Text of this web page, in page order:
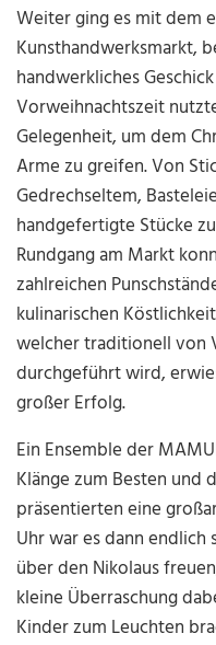
Weiter ging es mit dem
Kunsthandwerksmarkt,
handwerkliches
Vorweihnachtszeit
Gelegenheit, um dem
Arme zu greifen. Von
Gedrechseltem,
handgefertigte Stücke
Rundgang am Markt
zahlreichen
kulinarischen
welcher traditionell von
durchgeführt wird,
großer Erfolg.
Ein Ensemble der
Klänge zum Besten und
präsentierten eine
Uhr war es dann
über den Nikolaus
kleine Überraschung
Kinder zum Leuchten